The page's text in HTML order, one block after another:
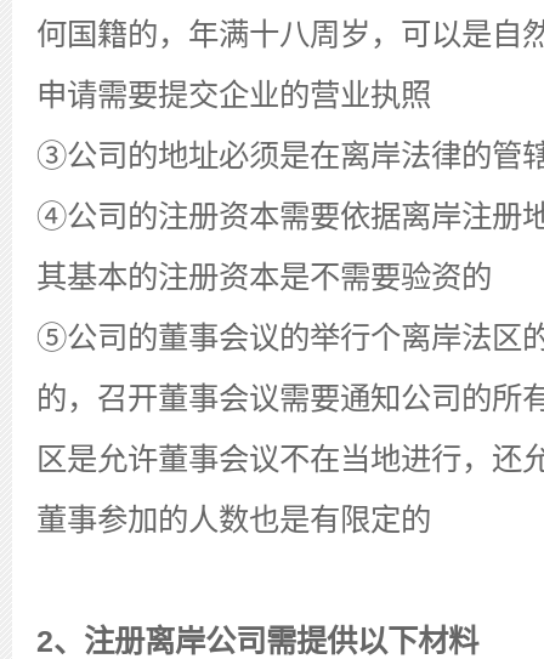
何国籍的，年满十八周岁，可以是自
申请需要提交企业的营业执照
③公司的地址必须是在离岸法律的管
④公司的注册资本需要依据离岸注册
其基本的注册资本是不需要验资的
⑤公司的董事会议的举行个离岸法区
的，召开董事会议需要通知公司的所
区是允许董事会议不在当地进行，还
董事参加的人数也是有限定的
2、注册离岸公司需提供以下材料